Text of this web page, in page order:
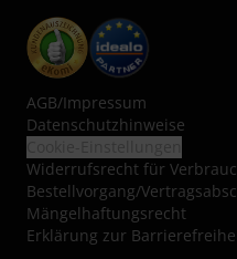
AGB/Impressum
Datenschutzhinweise
Widerrufsrecht für
Bestellvorgang/
Mängelhaftungsrecht
Erklärung zur